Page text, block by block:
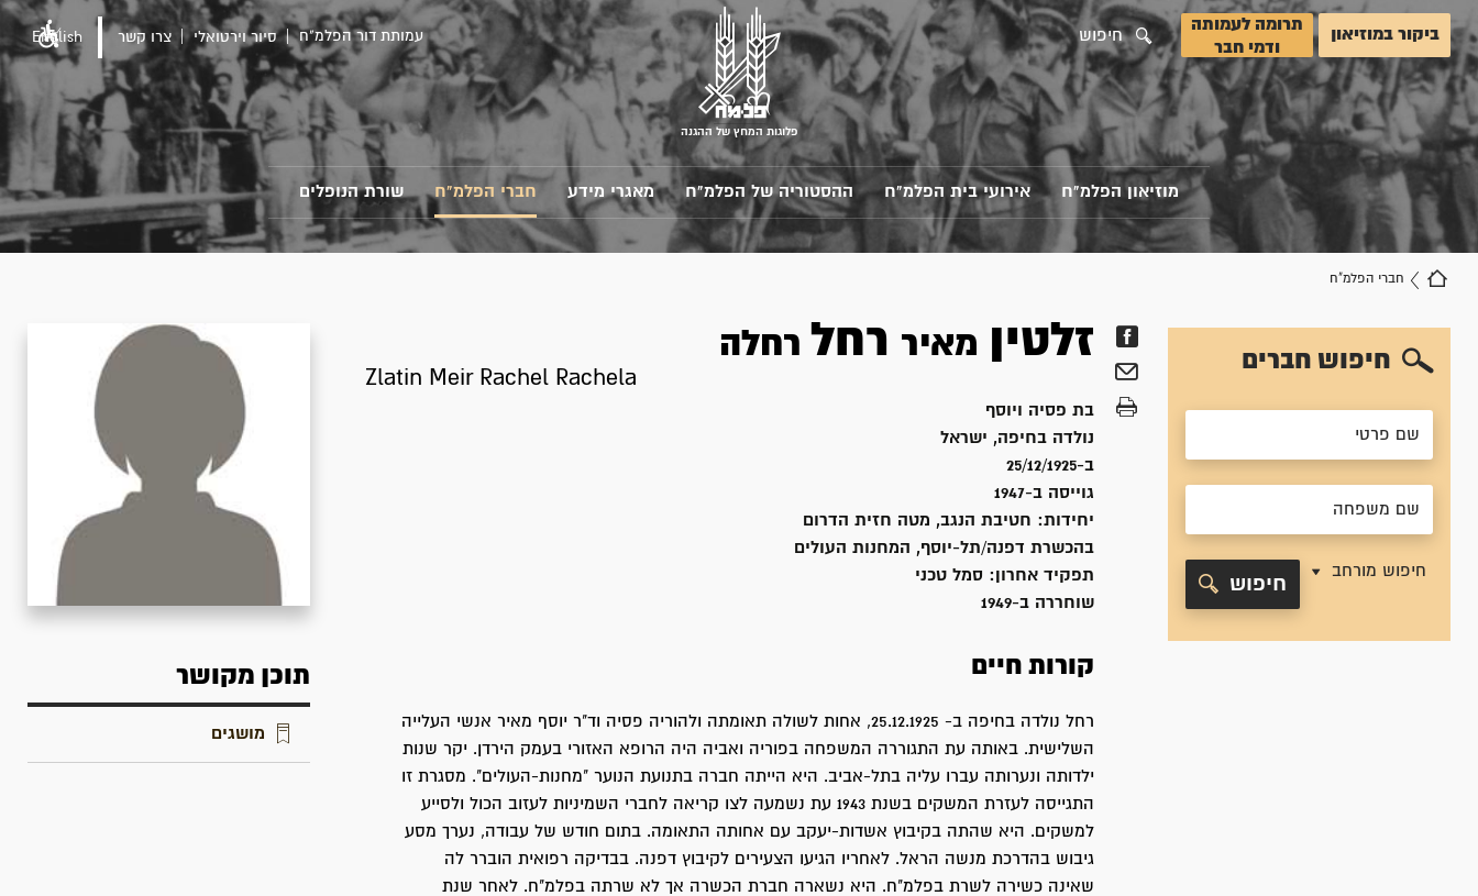
ביקור במוזיאון
תרומה לעמותה
ודמי חבר
חיפוש
פלוגות המחץ של ההגנה
עמותת דור הפלמ"ח סיור וירטואלי צרו קשר English
מוזיאון הפלמ"ח אירועי בית הפלמ"ח ההסטוריה של הפלמ"ח מאגרי מידע חברי הפלמ"ח שורת הנופלים
חברי הפלמ"ח
חיפוש חברים
חיפוש מורחב
חיפוש
זלטין מאיר רחל רחלה
Zlatin Meir Rachel Rachela
בת פסיה ויוסף
נולדה בחיפה, ישראל
ב-25/12/1925
גוייסה ב-1947
יחידות: חטיבת הנגב, מטה חזית הדרום
בהכשרת דפנה/תל-יוסף, המחנות העולים
תפקיד אחרון: סמל טכני
שוחררה ב-1949
קורות חיים
רחל נולדה בחיפה ב- 25.12.1925, אחות לשולה תאומתה ולהוריה פסיה וד"ר יוסף מאיר אנשי העלייה
השלישית. באותה עת התגוררה המשפחה בפוריה ואביה היה הרופא האזורי בעמק הירדן. יקר שנות
ילדותה ונערותה עברו עליה בתל-אביב. היא הייתה חברה בתנועת הנוער "מחנות-העולים". מסגרת זו
התגייסה לעזרת המשקים בשנת 1943 עת נשמעה לצו קריאה לחברי השמיניות לעזוב הכול ולסייע
למשקים. היא שהתה בקיבוץ אשדות-יעקב עם אחותה התאומה. בתום חודש של עבודה, נערך מסע
גיבוש בהדרכת מנשה הראל. לאחריו הגיעו הצעירים לקיבוץ דפנה. בבדיקה רפואית הוברר לה
שאינה כשירה לשרת בפלמ"ח. היא נשארה חברת הכשרה אך לא שרתה בפלמ"ח. לאחר שנת
תוכן מקושר
מושגים